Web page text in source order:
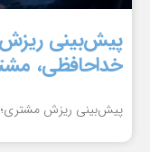
پیش‌بینی
خداحافظی،
پیش‌بینی ریزش